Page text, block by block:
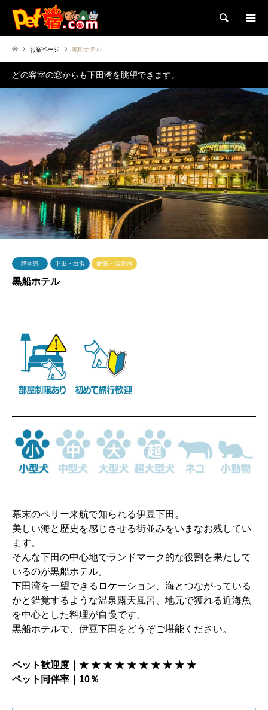
検索
お宿ページ 黒船ホテル
どの客室の窓からも下田湾を眺望できます。
静岡県 下田・白浜 旅館・温泉宿
黒船ホテル
幕末のペリー来航で知られる伊豆下田。
美しい海と歴史を感じさせる街並みをいまなお残してい
ます。
そんな下田の中心地でランドマーク的な役割を果たして
いるのが黒船ホテル。
下田湾を一望できるロケーション、海とつながっている
かと錯覚するような温泉露天風呂、地元で獲れる近海魚
を中心とした料理が自慢です。
黒船ホテルで、伊豆下田をどうぞご堪能ください。
ペット歓迎度｜★ ★ ★ ★ ★ ★ ★ ★ ★ ★
ペット同伴率｜10％